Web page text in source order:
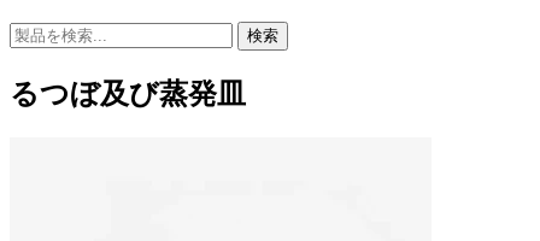
検索
るつぼ及び蒸発皿